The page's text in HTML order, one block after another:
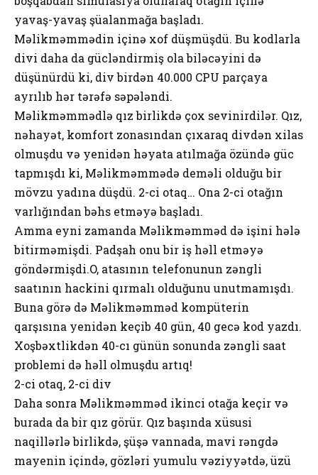
yavaş-yavaş şüalanmağa başladı.
Məlikməmmədin içinə xof düşmüşdü. Bu kodlarla
divi daha da gücləndirmiş ola biləcəyini də
düşünürdü ki, div birdən 40.000 CPU parçaya
ayrılıb hər tərəfə səpələndi.
Məlikməmmədlə qız birlikdə çox sevinirdilər. Qız,
nəhayət, komfort zonasından çıxaraq divdən xilas
olmuşdu və yenidən həyata atılmağa özündə güc
tapmışdı ki, Məlikməmmədə deməli olduğu bir
mövzu yadına düşdü. 2-ci otaq… Ona 2-ci otağın
varlığından bəhs etməyə başladı.
Amma eyni zamanda Məlikməmməd də işini hələ
bitirməmişdi. Padşah onu bir iş həll etməyə
göndərmişdi.O, atasının telefonunun zəngli
saatının hackini qırmalı olduğunu unutmamışdı.
Buna görə də Məlikməmməd kompüterin
qarşısına yenidən keçib 40 gün, 40 gecə kod yazdı.
Xoşbəxtlikdən 40-cı günün sonunda zəngli saat
problemi də həll olmuşdu artıq!
2-ci otaq, 2-ci div
Daha sonra Məlikməmməd ikinci otağa keçir və
burada da bir qız görür. Qız başında xüsusi
naqillərlə birlikdə, şüşə vannada, mavi rəngdə
mayenin içində, gözləri yumulu vəziyyətdə, üzü